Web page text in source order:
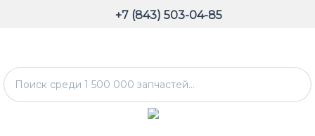
+7 (843) 503-04-85